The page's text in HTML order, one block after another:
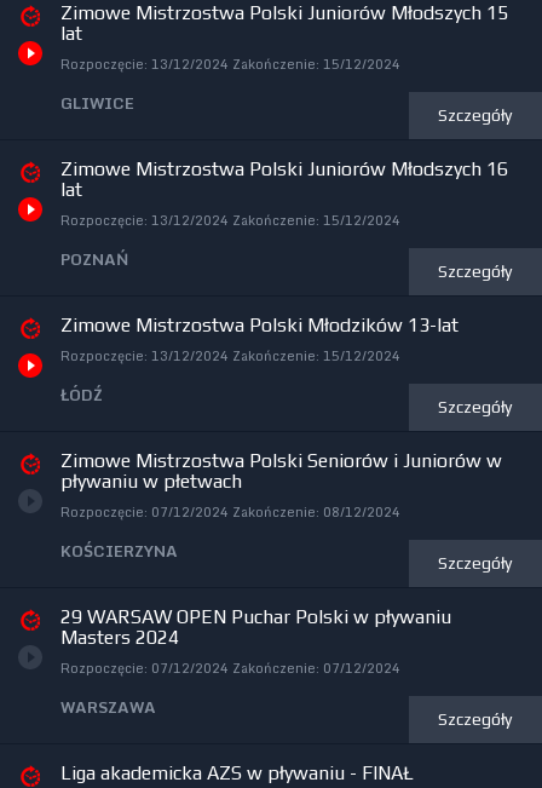
Zimowe Mistrzostwa Polski Juniorów Młodszych 15
lat
Rozpoczęcie: 13/12/2024 Zakończenie: 15/12/2024
GLIWICE Szczegóły
Zimowe Mistrzostwa Polski Juniorów Młodszych 16
lat
Rozpoczęcie: 13/12/2024 Zakończenie: 15/12/2024
POZNAŃ Szczegóły
Zimowe Mistrzostwa Polski Młodzików 13-lat
Rozpoczęcie: 13/12/2024 Zakończenie: 15/12/2024
ŁÓDŹ Szczegóły
Zimowe Mistrzostwa Polski Seniorów i Juniorów w
pływaniu w płetwach
Rozpoczęcie: 07/12/2024 Zakończenie: 08/12/2024
KOŚCIERZYNA Szczegóły
29 WARSAW OPEN Puchar Polski w pływaniu
Masters 2024
Rozpoczęcie: 07/12/2024 Zakończenie: 07/12/2024
WARSZAWA Szczegóły
Liga akademicka AZS w pływaniu - FINAŁ